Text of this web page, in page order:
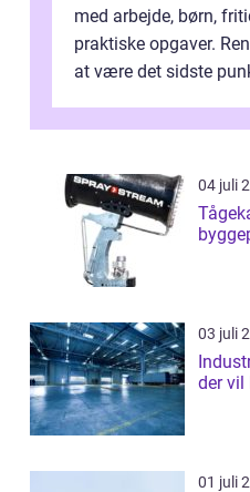
med arbejde, børn,
praktiske opgaver.
at være det sidste
04 juli
Tågekanon
03 juli
der vil
01 juli